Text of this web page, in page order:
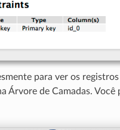
para ver os
Árvore de Camadas.